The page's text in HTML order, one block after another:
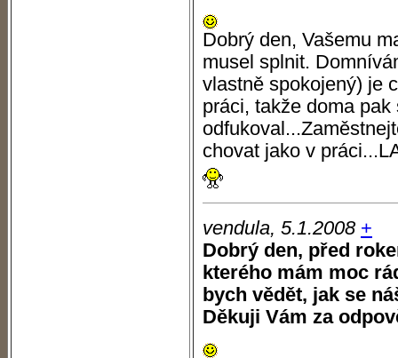
Dobrý den, Vašemu
musel splnit.
vlastně spokojený) je
práci, takže doma
chovat jako v
vendula, 5.1.2008 +
Dobrý den, před
kterého mám moc
bych vědět, jak se
Děkuji Vám za